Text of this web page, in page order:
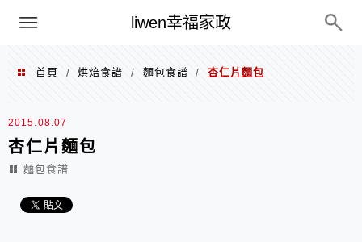
liwen幸福家政
menu
首頁 / 烘焙食譜 / 麵包食譜 / 杏仁片麵包
2015.08.07
杏仁片麵包
麵包食譜